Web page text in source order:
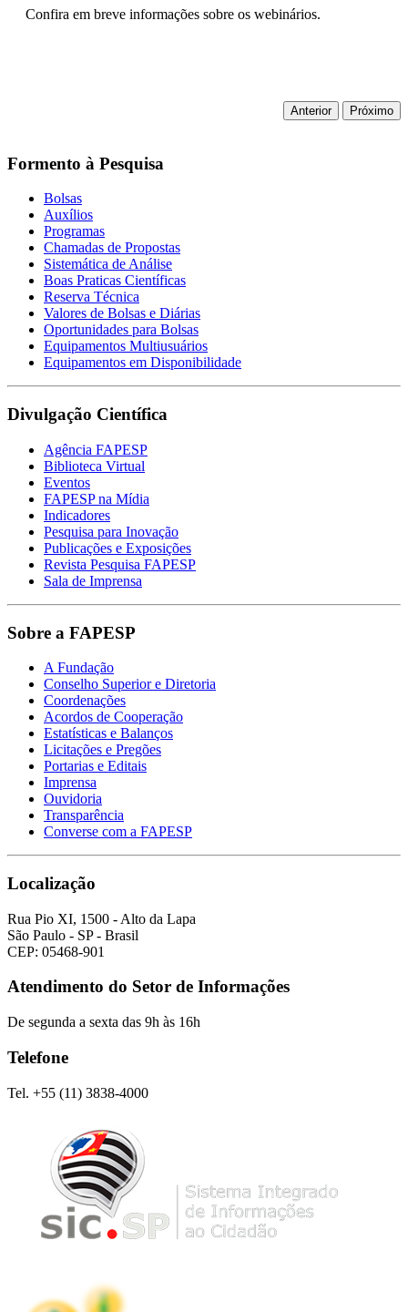
Confira em breve informações sobre os webinários.
Anterior Próximo
Formento à Pesquisa
Bolsas
Auxílios
Programas
Chamadas de Propostas
Sistemática de Análise
Boas Praticas Científicas
Reserva Técnica
Valores de Bolsas e Diárias
Oportunidades para Bolsas
Equipamentos Multiusuários
Equipamentos em Disponibilidade
Divulgação Científica
Agência FAPESP
Biblioteca Virtual
Eventos
FAPESP na Mídia
Indicadores
Pesquisa para Inovação
Publicações e Exposições
Revista Pesquisa FAPESP
Sala de Imprensa
Sobre a FAPESP
A Fundação
Conselho Superior e Diretoria
Coordenações
Acordos de Cooperação
Estatísticas e Balanços
Licitações e Pregões
Portarias e Editais
Imprensa
Ouvidoria
Transparência
Converse com a FAPESP
Localização
Rua Pio XI, 1500 - Alto da Lapa
São Paulo - SP - Brasil
CEP: 05468-901
Atendimento do Setor de Informações
De segunda a sexta das 9h às 16h
Telefone
Tel. +55 (11) 3838-4000